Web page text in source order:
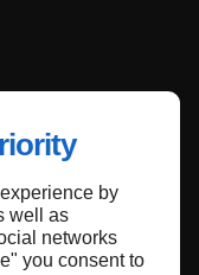
by
well as
networks
you consent to